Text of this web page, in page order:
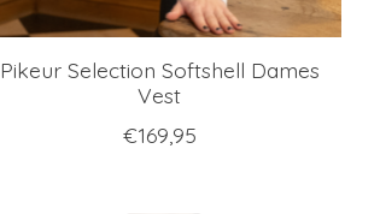
Pikeur Selection Softshell Dames
Vest
€169,95